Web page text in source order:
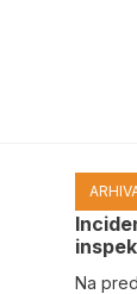
Na